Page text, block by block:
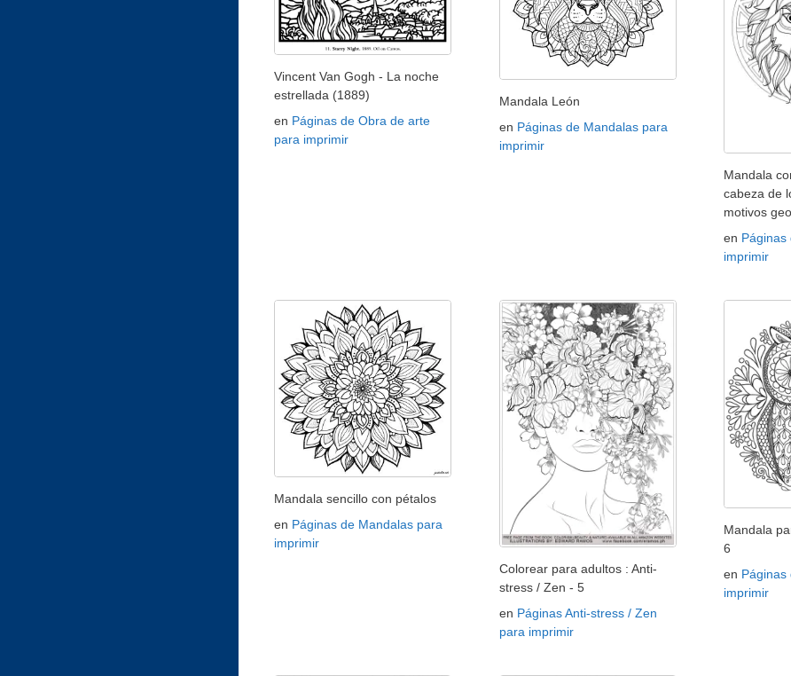
Vincent Van Gogh - La noche
estrellada (1889)
en Páginas de Obra de arte
para imprimir
Mandala León
en Páginas de Mandalas para
imprimir
Mandala
cabeza de
motivos
en Páginas
imprimir
Mandala sencillo con pétalos
en Páginas de Mandalas para
imprimir
Colorear para adultos : Anti-
stress / Zen - 5
en Páginas Anti-stress / Zen
para imprimir
Mandala
6
en Páginas
imprimir